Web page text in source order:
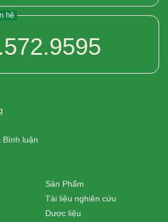
hệ
Bình luận
Sản Phẩm
Tài liệu nghiên cứu
Dược liệu